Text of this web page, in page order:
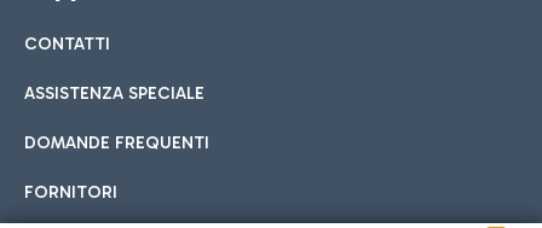
Cucina Internazionale
Hotel in aeroporto
Scegli l'alloggio più adatto e approfitta della vicinanza
Car sharing
Con il Car Sharing è ancora più facile spostarsi
CONTATTI
ASSISTENZA SPECIALE
DOMANDE FREQUENTI
FORNITORI